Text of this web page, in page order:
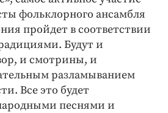
фольклорного ансамбля
пройдет в соответствии
Будут и
и смотрины, и
разламыванием
Все это будет
песнями и